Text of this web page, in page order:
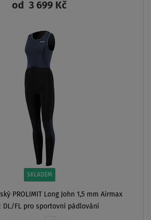
od 3 699 Kč
ZOBRAZIT
SKLADEM
PROLIMIT Long John 1,5 mm Airmax
DL/FL pro sportovní pádlování